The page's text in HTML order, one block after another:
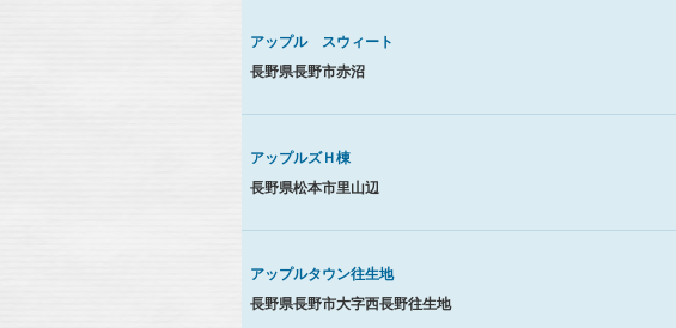
アップル スウィート
長野県長野市赤沼
アップルズＨ棟
長野県松本市里山辺
アップルタウン往生地
長野県長野市大字西長野往生地